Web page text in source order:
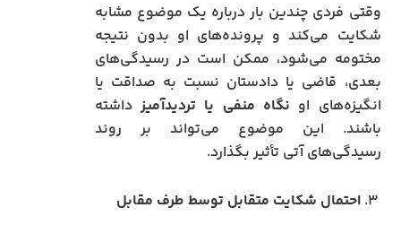
وقتی فردی چندین بار درباره یک موضوع مشابه
شکایت می‌کند و پرونده‌های او بدون نتیجه
مختومه می‌شود، ممکن است در رسیدگی‌های
بعدی، قاضی یا دادستان نسبت به صداقت یا
انگیزه‌های او نگاه منفی یا تردیدآمیز داشته
باشند. این موضوع می‌تواند بر روند
رسیدگی‌های آتی تأثیر بگذارد.
احتمال شکایت متقابل توسط طرف مقابل